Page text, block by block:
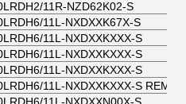
11R-NZD62K02-S
11L-NXDXXK67X-S
11L-NXDXXKXXX-S
11L-NXDXXKXXX-S
11L-NXDXXKXXX-S
11L-NXDXXKXXX-S REMAN